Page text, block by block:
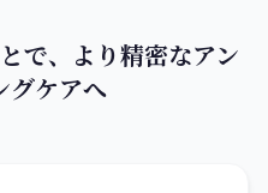
で、より精密なアン
グケアへ